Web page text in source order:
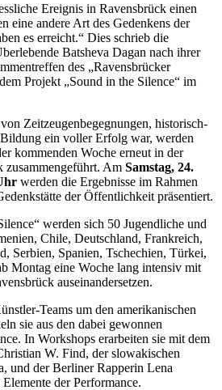
Ereignis in Ravensbrück einen
eine andere Art des Gedenkens der
es erreicht.“ Dies schrieb die
Batsheva Dagan nach ihrer
des „Ravensbrücker
Projekt „Sound in the Silence“ im
Zeitzeugenbegegnungen, historisch-
ein voller Erfolg war, werden
kommenden Woche erneut in der
zusammengeführt. Am Samstag, 24.
werden die Ergebnisse im Rahmen
der Öffentlichkeit präsentiert.
werden sich 50 Jugendliche und
Chile, Deutschland, Frankreich,
Serbien, Spanien, Tschechien, Türkei,
Montag eine Woche lang intensiv mit
auseinandersetzen.
Teams um den amerikanischen
sie aus den dabei gewonnen
In Workshops erarbeiten sie mit dem
W. Find, der slowakischen
und der Berliner Rapperin Lena
der Performance.